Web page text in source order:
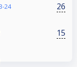
24 26
15